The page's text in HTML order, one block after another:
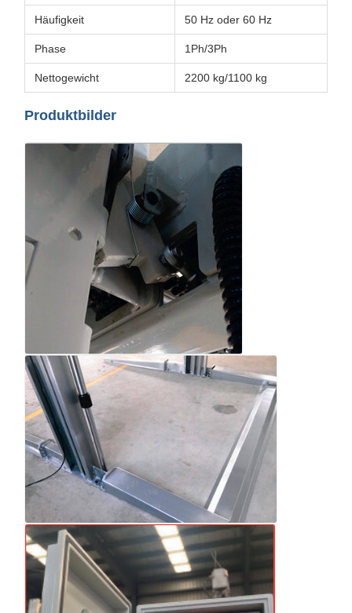
Häufigkeit 50 Hz oder 60 Hz
Phase 1Ph/3Ph
Nettogewicht 2200 kg/1100 kg
Produktbilder